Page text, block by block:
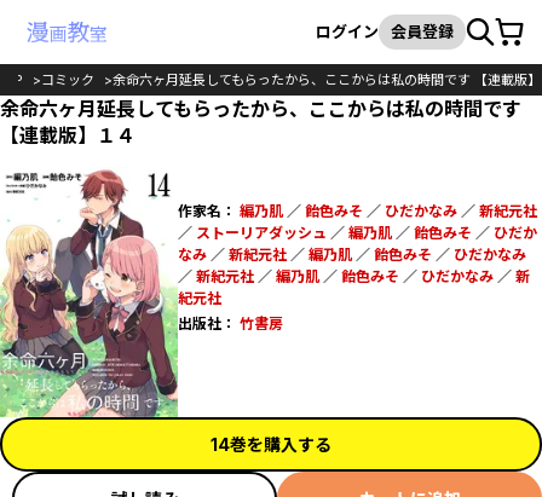
検索
ログイン 会員登録カート
コミック 余命六ヶ月延長してもらったから、ここからは私の時間です 【連載版】
余命六ヶ月延長してもらったから、ここからは私の時間です
【連載版】１４
作家名： 編乃肌／ 飴色みそ ／ ひだかなみ／ 新紀元社
／ ストーリアダッシュ ／ 編乃肌／ 飴色みそ ／ ひだか
なみ／ 新紀元社／ 編乃肌／ 飴色みそ ／ ひだかなみ
／ 新紀元社／ 編乃肌／ 飴色みそ ／ ひだかなみ／ 新
紀元社
出版社： 竹書房
14巻を購入する